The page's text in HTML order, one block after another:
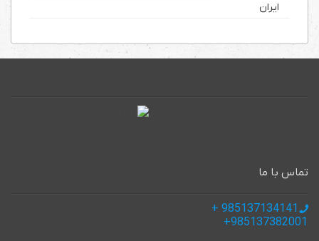
ایران
تماس با ما